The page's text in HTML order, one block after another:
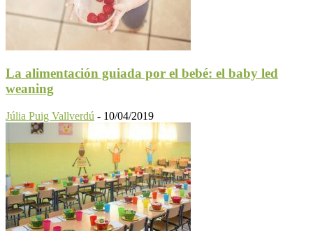
La alimentación guiada por el bebé: el baby led
weaning
Júlia Puig Vallverdú - 10/04/2019